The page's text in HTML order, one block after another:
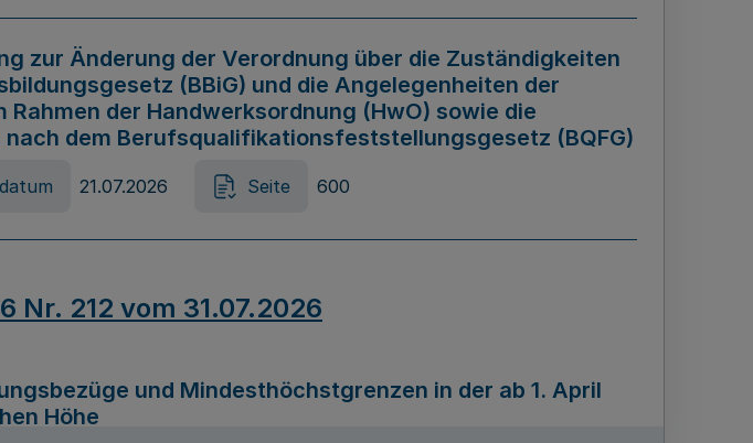
zur Änderung der Verordnung über die Zuständigkeiten
(BBiG) und die Angelegenheiten der
Rahmen der Handwerksordnung (HwO) sowie die
dem Berufsqualifikationsfeststellungsgesetz (BQFG)
21.07.2026 Seite 600
Nr. 212 vom 31.07.2026
und Mindesthöchstgrenzen in der ab 1. April
Höhe